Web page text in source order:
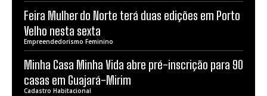
Feira Mulher do Norte terá duas edições em Porto
Velho nesta sexta
Empreendedorismo Feminino
Minha Casa Minha Vida abre pré-inscrição para 90
casas em Guajará-Mirim
Cadastro Habitacional